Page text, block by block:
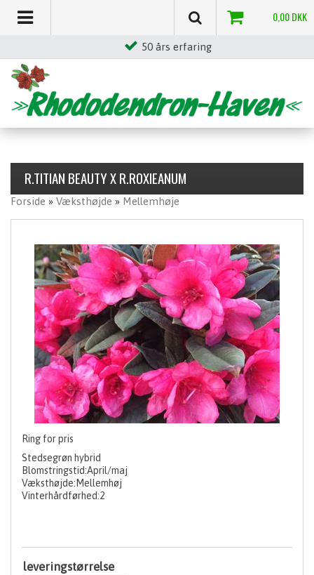
50 års erfaring
0,00DKK
R.TITIAN BEAUTY X R.ROXIEANUM
Forside » Væksthøjde » Mellemhøje
Ring for pris
Stedsegrøn hybrid
Blomstringstid:April/maj
Væksthøjde:Mellemhøj
Vinterhårdførhed:2
leveringstørrelse